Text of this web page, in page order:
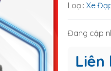
Loại: Xe
Đang cập
Liên